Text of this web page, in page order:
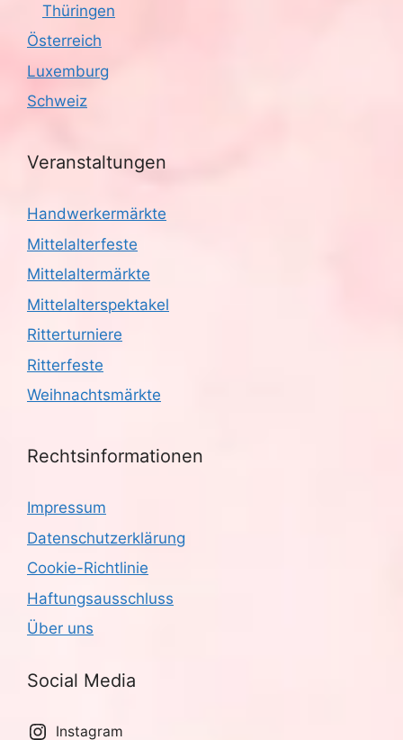
Thüringen
Österreich
Luxemburg
Schweiz
Veranstaltungen
Handwerkermärkte
Mittelalterfeste
Mittelaltermärkte
Mittelalterspektakel
Ritterturniere
Ritterfeste
Weihnachtsmärkte
Rechtsinformationen
Impressum
Datenschutzerklärung
Cookie-Richtlinie
Haftungsausschluss
Über uns
Social Media
Instagram